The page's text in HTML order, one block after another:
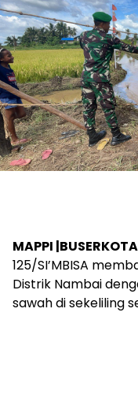
MAPPI
125/SI’MBISA
Distrik Nambai
sawah di sekeliling